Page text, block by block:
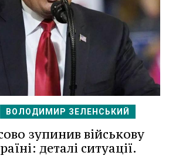
ВОЛОДИМИР ЗЕЛЕНСЬКИЙ
зупинив військову
деталі ситуації.